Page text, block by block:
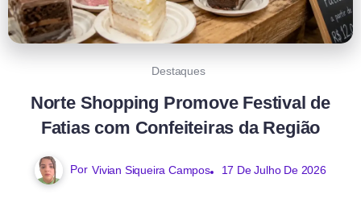
Destaques
Norte Shopping Promove Festival de
Fatias com Confeiteiras da Região
Por Vivian Siqueira Campos 17 De Julho De 2026